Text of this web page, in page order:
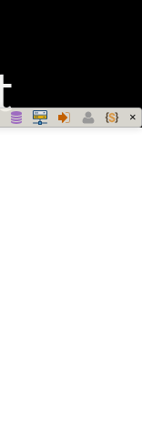
×